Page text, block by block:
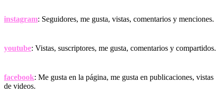
instagram: Seguidores, me gusta, vistas, comentarios y menciones.
youtube: Vistas, suscriptores, me gusta, comentarios y compartidos.
facebook: Me gusta en la página, me gusta en publicaciones, vistas
de videos.